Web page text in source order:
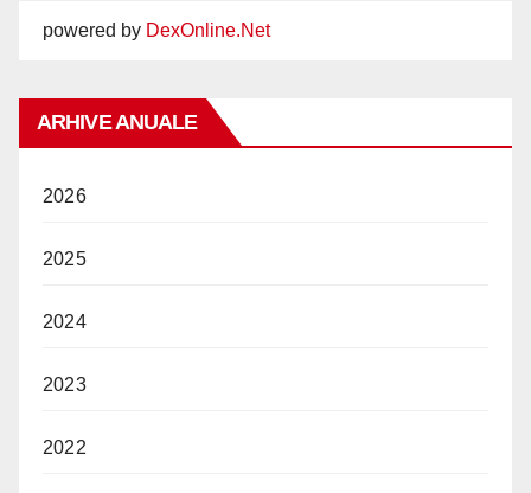
powered by DexOnline.Net
ARHIVE ANUALE
2026
2025
2024
2023
2022